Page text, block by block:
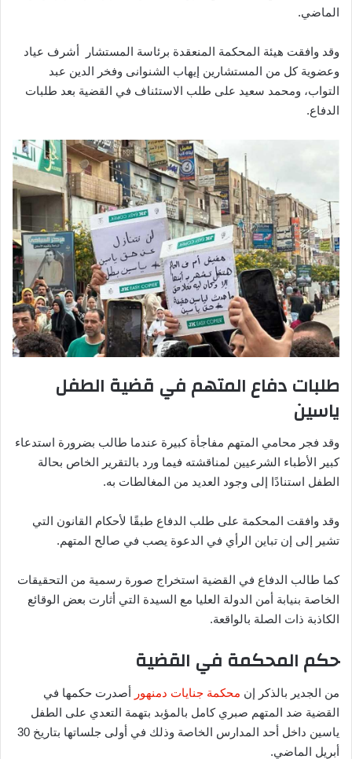
الماضي.
وقد وافقت هيئة المحكمة المنعقدة برئاسة المستشار أشرف عياد
وعضوية كل من المستشارين إيهاب الشنوانى وفخر الدين عبد
التواب، ومحمد سعيد على طلب الاستئناف في القضية بعد طلبات
الدفاع.
طلبات دفاع المتهم في قضية الطفل
ياسين
وقد فجر محامي المتهم مفاجأة كبيرة عندما طالب بضرورة استدعاء
كبير الأطباء الشرعيين لمناقشته فيما ورد بالتقرير الخاص بحالة
الطفل استنادًا إلى وجود العديد من المغالطات به.
وقد وافقت المحكمة على طلب الدفاع طبقًا لأحكام القانون التي
تشير إلى إن تباين الرأي في الدعوة يصب في صالح المتهم.
كما طالب الدفاع في القضية استخراج صورة رسمية من التحقيقات
الخاصة بنيابة أمن الدولة العليا مع السيدة التي أثارت بعض الوقائع
الكاذبة ذات الصلة بالواقعة.
حكم المحكمة في القضية
من الجدير بالذكر إن محكمة جنايات دمنهور أصدرت حكمها في
القضية ضد المتهم صبري كامل بالمؤبد بتهمة التعدي على الطفل
ياسين داخل أحد المدارس الخاصة وذلك في أولى جلساتها بتاريخ 30
أبريل الماضي.